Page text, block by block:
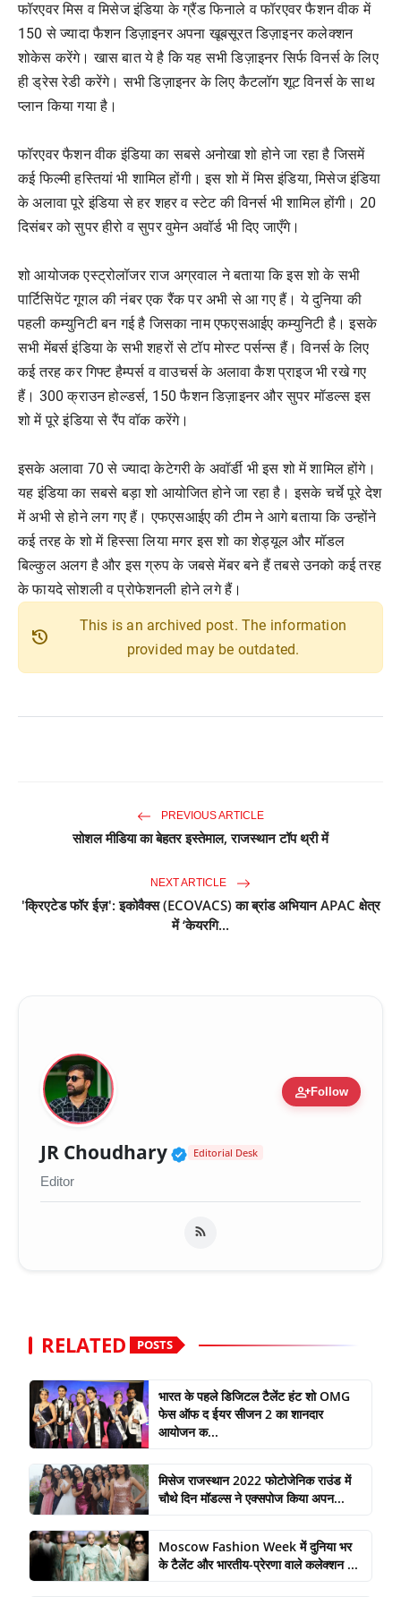
फॉरएवर मिस व मिसेज इंडिया के ग्रैंड फिनाले व फॉरएवर फैशन वीक में
150 से ज्यादा फैशन डिज़ाइनर अपना खूबसूरत डिज़ाइनर कलेक्शन
शोकेस करेंगे। खास बात ये है कि यह सभी डिज़ाइनर सिर्फ विनर्स के लिए
ही ड्रेस रेडी करेंगे। सभी डिज़ाइनर के लिए कैटलॉग शूट विनर्स के साथ
प्लान किया गया है।
फॉरएवर फैशन वीक इंडिया का सबसे अनोखा शो होने जा रहा है जिसमें
कई फिल्मी हस्तियां भी शामिल होंगी। इस शो में मिस इंडिया, मिसेज इंडिया
के अलावा पूरे इंडिया से हर शहर व स्टेट की विनर्स भी शामिल होंगी। 20
दिसंबर को सुपर हीरो व सुपर वुमेन अवॉर्ड भी दिए जाएँगे।
शो आयोजक एस्ट्रोलॉजर राज अग्रवाल ने बताया कि इस शो के सभी
पार्टिसिपेंट गूगल की नंबर एक रैंक पर अभी से आ गए हैं। ये दुनिया की
पहली कम्युनिटी बन गई है जिसका नाम एफएसआईए कम्युनिटी है। इसके
सभी मेंबर्स इंडिया के सभी शहरों से टॉप मोस्ट पर्सन्स हैं। विनर्स के लिए
कई तरह कर गिफ्ट हैम्पर्स व वाउचर्स के अलावा कैश प्राइज भी रखे गए
हैं। 300 क्राउन होल्डर्स, 150 फैशन डिज़ाइनर और सुपर मॉडल्स इस
शो में पूरे इंडिया से रैंप वॉक करेंगे।
इसके अलावा 70 से ज्यादा केटेगरी के अवॉर्डी भी इस शो में शामिल होंगे।
यह इंडिया का सबसे बड़ा शो आयोजित होने जा रहा है। इसके चर्चे पूरे देश
में अभी से होने लग गए हैं। एफएसआईए की टीम ने आगे बताया कि उन्होंने
कई तरह के शो में हिस्सा लिया मगर इस शो का शेड्यूल और मॉडल
बिल्कुल अलग है और इस ग्रुप के जबसे मेंबर बने हैं तबसे उनको कई तरह
के फायदे सोशली व प्रोफेशनली होने लगे हैं।
history
This is an archived post. The information
provided may be outdated.
PREVIOUS ARTICLE
सोशल मीडिया का बेहतर इस्तेमाल, राजस्थान टॉप थ्री में
NEXT ARTICLE
'क्रिएटेड फॉर ईज़': इकोवैक्स (ECOVACS) का ब्रांड अभियान APAC क्षेत्र
में ‘केयरगि...
person_addFollow
JR Choudhary Verified Public Figure
Editorial Desk
Editor
RELATED POSTS
भारत के पहले डिजिटल टैलेंट हंट शो OMG
फेस ऑफ द ईयर सीजन 2 का शानदार
आयोजन क...
मिसेज राजस्थान 2022 फोटोजेनिक राउंड में
चौथे दिन मॉडल्स ने एक्सपोज किया अपन...
Moscow Fashion Week में दुनिया भर
के टैलेंट और भारतीय-प्रेरणा वाले कलेक्शन ...